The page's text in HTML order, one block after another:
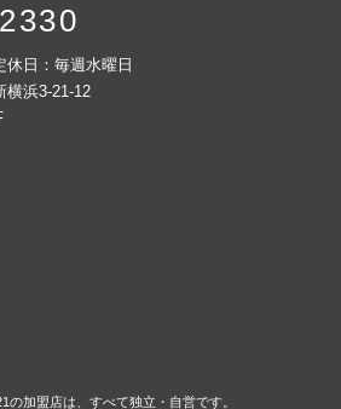
日：毎週水曜日
横浜3-21-12
の加盟店は、すべて独立・自営です。